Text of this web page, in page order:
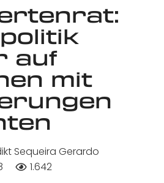
auf
mit
Sequeira Gerardo
1.642